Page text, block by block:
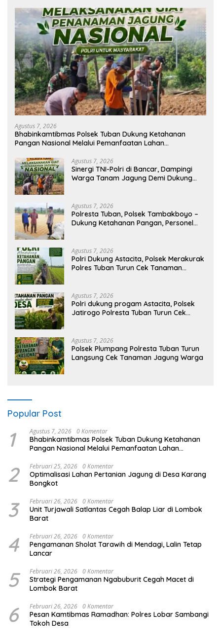
Agustus 7, 2026
Bhabinkamtibmas Polsek Tuban Dukung Ketahanan
Pangan Nasional Melalui Pemanfaatan Lahan
Agustus 7, 2026
Sinergi TNI-Polri di Bancar, Dampingi
Warga Tanam Jagung Demi Dukung
Agustus 7, 2026
Polresta Tuban, Polsek Tambakboyo –
Dukung Ketahanan Pangan, Personel
Agustus 7, 2026
Polri Dukung Astacita, Polsek Merakurak
Polres Tuban Turun Cek Tanaman
Agustus 7, 2026
Polri dukung progam Astacita, Polsek
Jatirogo Polresta Tuban Turun Cek
Agustus 7, 2026
Polsek Plumpang Polresta Tuban Turun
Langsung Cek Tanaman Jagung Warga
Popular Post
1 Agustus 7, 2026 0 Komentar
Bhabinkamtibmas Polsek Tuban Dukung Ketahanan
Pangan Nasional Melalui Pemanfaatan Lahan
2 Februari 25, 2026 0 Komentar
Optimalisasi Lahan Pertanian Jagung di Desa Karang
Bongkot
3 Februari 26, 2026 0 Komentar
Unit Turjawali Satlantas Cegah Balap Liar di Lombok
Barat
4 Februari 26, 2026 0 Komentar
Pengamanan Sholat Tarawih di Mendagi, Lalin Tetap
Lancar
5 Februari 26, 2026 0 Komentar
Strategi Pengamanan Ngabuburit Cegah Macet di
Lombok Barat
6 Februari 26, 2026 0 Komentar
Pesan Kamtibmas Ramadhan: Polres Lobar Sambangi
Tokoh Desa